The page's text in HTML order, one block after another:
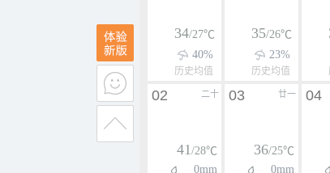
34/27℃
40%
历史均值
35/26℃
23%
历史均值
二十
02
41/28℃
0mm
廿一
03
36/25℃
0mm
04